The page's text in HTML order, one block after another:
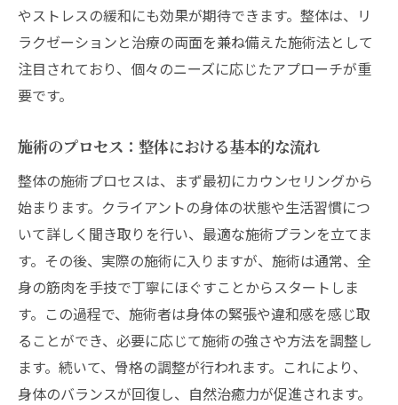
整体がもたらす即時効果とそのメカニズム
体内の巡りを良くする施術の秘訣
整体による姿勢改善の長期的効果
慢性的な痛みの軽減に効果的な整体アプロ
整体後の持続可能な状態を保つための習慣
整体で慢性的な不調を改善するメカニズムに迫
整体で狙う慢性痛の緩和方法
不調の根本原因を見極める施術アプローチ
整体がストレス緩和に与える影響
慢性的な疲労回復を促す整体の効果
神経系への優しいアプローチで症状を改善
やストレスの緩和にも効果が期待できます。整体は、リ
ラクゼーションと治療の両面を兼ね備えた施術法として
注目されており、個々のニーズに応じたアプローチが重
要です。
施術のプロセス：整体における基本的な流れ
整体の施術プロセスは、まず最初にカウンセリングから
始まります。クライアントの身体の状態や生活習慣につ
いて詳しく聞き取りを行い、最適な施術プランを立てま
す。その後、実際の施術に入りますが、施術は通常、全
身の筋肉を手技で丁寧にほぐすことからスタートしま
す。この過程で、施術者は身体の緊張や違和感を感じ取
ることができ、必要に応じて施術の強さや方法を調整し
ます。続いて、骨格の調整が行われます。これにより、
身体のバランスが回復し、自然治癒力が促進されます。